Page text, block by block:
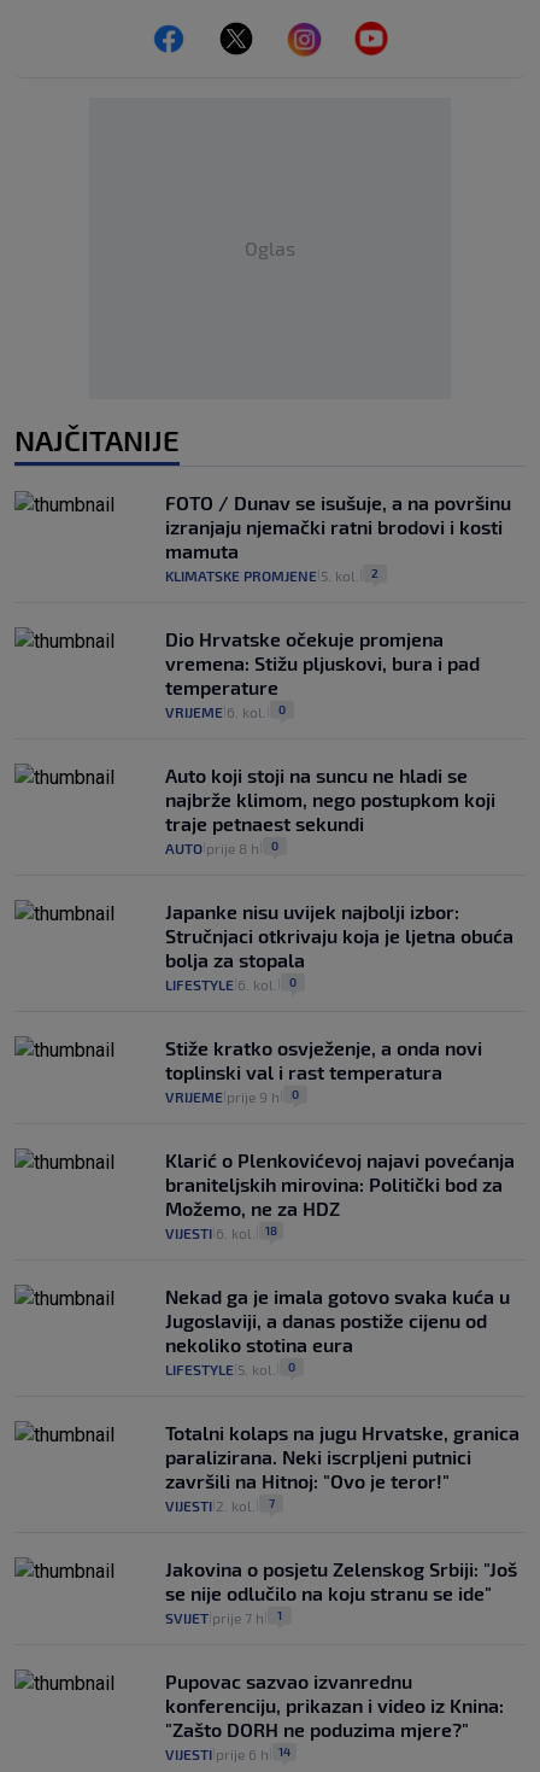
Oglas
NAJČITANIJE
FOTO / Dunav se isušuje, a na površinu
izranjaju njemački ratni brodovi i kosti
mamuta
KLIMATSKE PROMJENE 5. kol. 2
Dio Hrvatske očekuje promjena
vremena: Stižu pljuskovi, bura i pad
temperature
VRIJEME 6. kol. 0
Auto koji stoji na suncu ne hladi se
najbrže klimom, nego postupkom koji
traje petnaest sekundi
AUTO prije 8 h 0
Japanke nisu uvijek najbolji izbor:
Stručnjaci otkrivaju koja je ljetna obuća
bolja za stopala
LIFESTYLE 6. kol. 0
Stiže kratko osvježenje, a onda novi
toplinski val i rast temperatura
VRIJEME prije 9 h 0
Klarić o Plenkovićevoj najavi povećanja
braniteljskih mirovina: Politički bod za
Možemo, ne za HDZ
VIJESTI 6. kol. 18
Nekad ga je imala gotovo svaka kuća u
Jugoslaviji, a danas postiže cijenu od
nekoliko stotina eura
LIFESTYLE 5. kol. 0
Totalni kolaps na jugu Hrvatske, granica
paralizirana. Neki iscrpljeni putnici
završili na Hitnoj: "Ovo je teror!"
VIJESTI 2. kol. 7
Jakovina o posjetu Zelenskog Srbiji: "Još
se nije odlučilo na koju stranu se ide"
SVIJET prije 7 h 1
Pupovac sazvao izvanrednu
konferenciju, prikazan i video iz Knina:
"Zašto DORH ne poduzima mjere?"
VIJESTI prije 6 h 14